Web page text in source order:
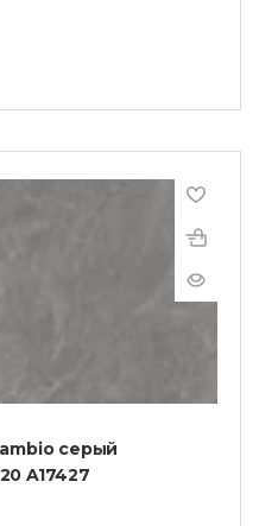
серый
A17427